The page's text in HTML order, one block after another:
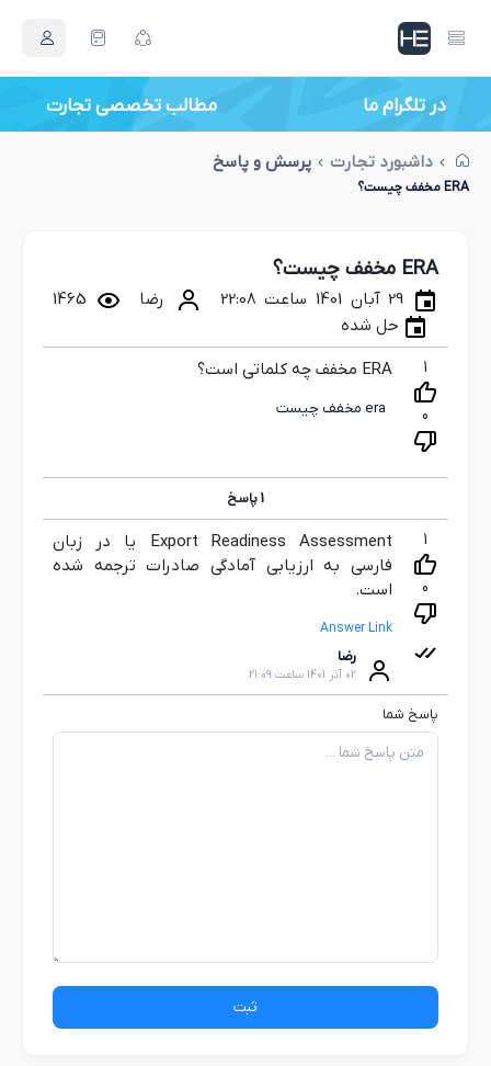
در تلگرام ما مطالب تخصصی تجارت
داشبورد تجارت پرسش و پاسخ
ERA مخفف چیست؟
ERA مخفف چیست؟
29 آبان 1401 ساعت 22:08 رضا
1465
حل شده
1
0
ERA مخفف چه کلماتی است؟
era مخفف چیست
1پاسخ
1
0
Export Readiness Assessment یا در زبان
فارسی به ارزیابی آمادگی صادرات ترجمه شده
است.
Answer Link
رضا
02 آذر 1401 ساعت 21:09
پاسخ شما
ثبت